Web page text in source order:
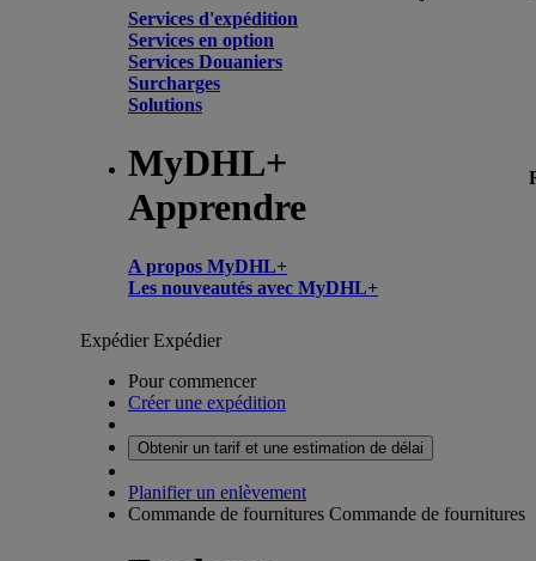
Services d'expédition
Services en option
Services Douaniers
Surcharges
Solutions
MyDHL+
Apprendre
A propos MyDHL+
Les nouveautés avec MyDHL+
ExpédierExpédier
Pour commencer
Créer une expédition
Obtenir un tarif et une estimation de délai
Planifier un enlèvement
Commande de fournitures Commande de fournitures